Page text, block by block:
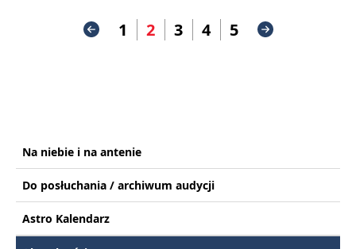
1 2 3 4 5
Na niebie i na antenie
Do posłuchania / archiwum audycji
Astro Kalendarz